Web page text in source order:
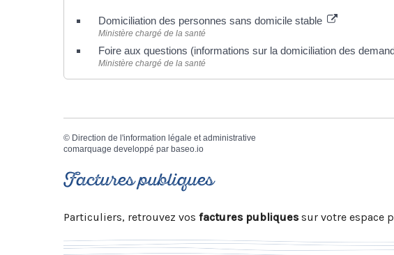
Domiciliation des personnes sans domicile stable
Ministère chargé de la santé
Foire aux questions (informations sur la domiciliation des
Ministère chargé de la santé
© Direction de l'information légale et administrative
comarquage developpé par baseo.io
Factures publiques
Particuliers, retrouvez vos factures publiquessur votre espace